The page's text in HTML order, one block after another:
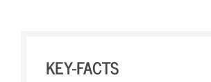
KEY-FACTS